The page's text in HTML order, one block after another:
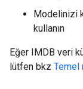
Modelinizi
kullanın
Eğer IMDB veri
lütfen bkz Temel